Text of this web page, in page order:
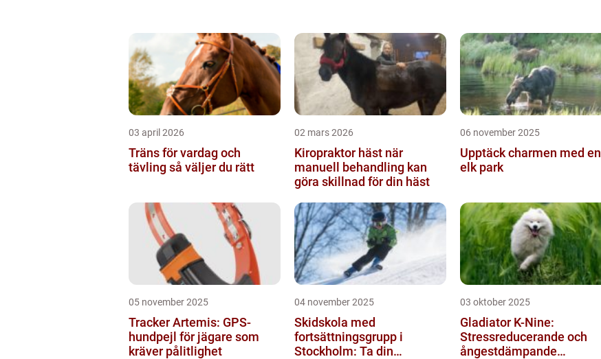
03 april 2026
Träns för vardag och
tävling så väljer du rätt
02 mars 2026
Kiropraktor häst när
manuell behandling kan
göra skillnad för din häst
06 november 2025
Upptäck charmen med en
elk park
05 november 2025
Tracker Artemis: GPS-
hundpejl för jägare som
kräver pålitlighet
04 november 2025
Skidskola med
fortsättningsgrupp i
Stockholm: Ta din
03 oktober 2025
Gladiator K-Nine:
Stressreducerande och
ångestdämpande